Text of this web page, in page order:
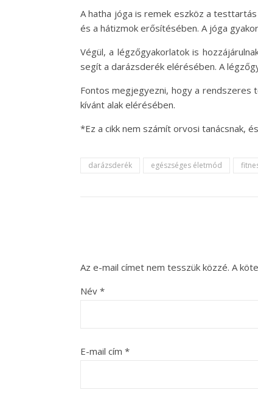
A hatha jóga is remek eszköz a
és a hátizmok erősítésében. A jóga
Végül, a légzőgyakorlatok is
segít a darázsderék elérésében. A
Fontos megjegyezni, hogy a
kívánt alak elérésében.
*Ez a cikk nem számít orvosi tanácsnak,
darázsderék egészséges életmód
Az e-mail címet nem tesszük közzé. A
Név *
E-mail cím *